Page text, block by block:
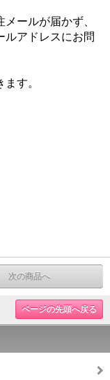
ールが届かず、
ルアドレスにお問
す。
次の商品へ
ページの先頭へ戻る